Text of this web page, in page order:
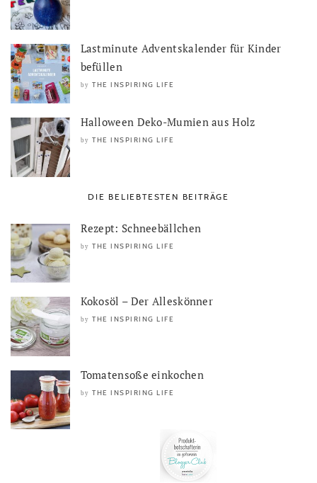
Lastminute Adventskalender für Kinder
befüllen
by THE INSPIRING LIFE
Halloween Deko-Mumien aus Holz
by THE INSPIRING LIFE
DIE BELIEBTESTEN BEITRÄGE
Rezept: Schneebällchen
by THE INSPIRING LIFE
Kokosöl – Der Alleskönner
by THE INSPIRING LIFE
Tomatensoße einkochen
by THE INSPIRING LIFE